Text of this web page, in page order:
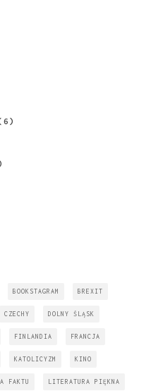
BOOKSTAGRAM BREXIT
CZECHY DOLNY ŚLĄSK
FINLANDIA FRANCJA
KATOLICYZM KINO
FAKTU LITERATURA PIĘKNA